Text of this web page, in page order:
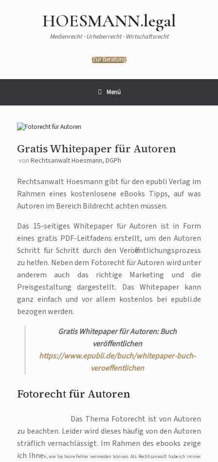
HOESMANN.legal
Medienrecht · Urheberrecht · Wirtschaftsrecht
Zur Beratung
Menü
Gratis Whitepaper für Autoren
von Rechtsanwalt Hoesmann, DGPh
Rechtsanwalt Hoesmann gibt für den epubli Verlag im
Rahmen eines kostenlosene eBooks Tipps, auf was
Autoren im Bereich Bildrecht achten müssen.
Das 15-seitiges Whitepaper für Autoren ist in Form
eines gratis PDF-Leitfadens erstellt, um den Autoren
Schritt für Schritt durch den Veröffentlichungsprozess
zu helfen. Neben dem Fotorecht für Autoren wird unter
anderem auch das richtige Marketing und die
Preisgestaltung dargestellt. Das Whitepaper kann
ganz einfach und vor allem kostenlos bei epubli.de
bezogen werden.
Gratis Whitepaper für Autoren: Buch
veröffentlichen
https://www.epubli.de/buch/whitepaper-buch-
veroeffentlichen
Fotorecht für Autoren
Das Thema Fotorecht ist von Autoren
zu beachten. Leider wird dieses häufig von den Autoren
sträflich vernachlässigt. Im Rahmen des ebooks zeige
ich Ihnen, wie Sie teure Fehler vermeiden können. Als Rechtsanwalt habe ich immer